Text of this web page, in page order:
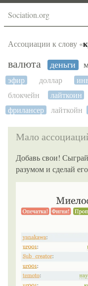
Sociation.org
Ассоциации к слову «
валюта деньги
эфир
доллар
блокчейн
лайткоин
фрилансер
лайткойн
Мало
Добавь свои!
разумом и сделай